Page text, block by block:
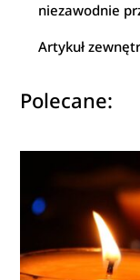
niezawodnie
Artykuł
Polecane: